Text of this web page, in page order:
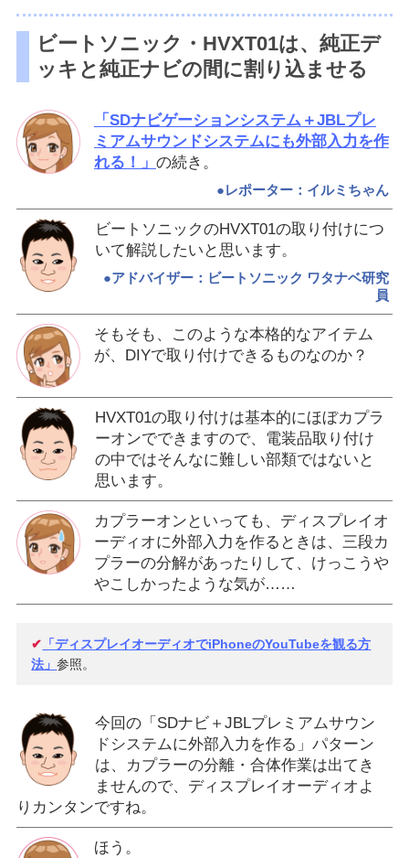
ビートソニック・HVXT01は、純正デ
ッキと純正ナビの間に割り込ませる
「SDナビゲーションシステム＋JBLプレ
ミアムサウンドシステムにも外部入力を作
れる！」 の続き。
●レポーター：イルミちゃん
ビートソニックのHVXT01の取り付けにつ
いて解説したいと思います。
●アドバイザー：ビートソニック ワタナベ研究
員
そもそも、このような本格的なアイテム
が、DIYで取り付けできるものなのか？
HVXT01の取り付けは基本的にほぼカプラ
ーオンでできますので、電装品取り付け
の中ではそんなに難しい部類ではないと
思います。
カプラーオンといっても、ディスプレイオ
ーディオに外部入力を作るときは、三段カ
プラーの分解があったりして、けっこうや
やこしかったような気が……
✔ 「ディスプレイオーディオでiPhoneのYouTubeを観る方
法」参照。
今回の「SDナビ＋JBLプレミアムサウン
ドシステムに外部入力を作る」パターン
は、カプラーの分離・合体作業は出てき
ませんので、ディスプレイオーディオよ
りカンタンですね。
ほう。